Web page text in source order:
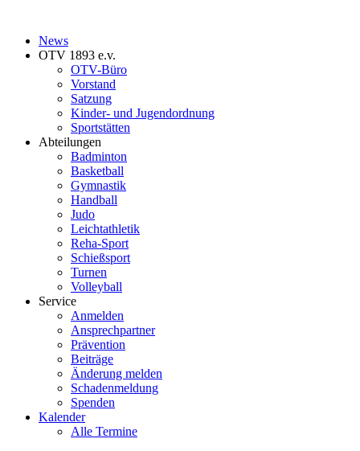
News
OTV 1893 e.v.
OTV-Büro
Vorstand
Satzung
Kinder- und Jugendordnung
Sportstätten
Abteilungen
Badminton
Basketball
Gymnastik
Handball
Judo
Leichtathletik
Reha-Sport
Schießsport
Turnen
Volleyball
Service
Anmelden
Ansprechpartner
Prävention
Beiträge
Änderung melden
Schadenmeldung
Spenden
Kalender
Alle Termine